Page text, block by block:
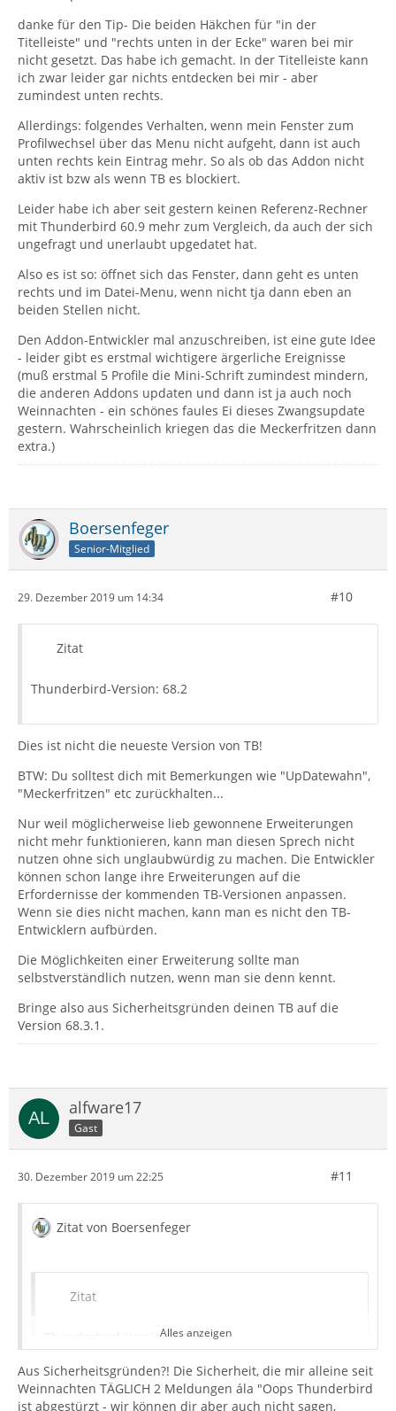
danke für den Tip- Die beiden Häkchen für "in der
Titelleiste" und "rechts unten in der Ecke" waren bei mir
nicht gesetzt. Das habe ich gemacht. In der Titelleiste kann
ich zwar leider gar nichts entdecken bei mir - aber
zumindest unten rechts.
Allerdings: folgendes Verhalten, wenn mein Fenster zum
Profilwechsel über das Menu nicht aufgeht, dann ist auch
unten rechts kein Eintrag mehr. So als ob das Addon nicht
aktiv ist bzw als wenn TB es blockiert.
Leider habe ich aber seit gestern keinen Referenz-Rechner
mit Thunderbird 60.9 mehr zum Vergleich, da auch der sich
ungefragt und unerlaubt upgedatet hat.
Also es ist so: öffnet sich das Fenster, dann geht es unten
rechts und im Datei-Menu, wenn nicht tja dann eben an
beiden Stellen nicht.
Den Addon-Entwickler mal anzuschreiben, ist eine gute Idee
- leider gibt es erstmal wichtigere ärgerliche Ereignisse
(muß erstmal 5 Profile die Mini-Schrift zumindest mindern,
die anderen Addons updaten und dann ist ja auch noch
Weinnachten - ein schönes faules Ei dieses Zwangsupdate
gestern. Wahrscheinlich kriegen das die Meckerfritzen dann
extra.)
Boersenfeger
Senior-Mitglied
29. Dezember 2019 um 14:34 #10
Zitat
Thunderbird-Version: 68.2
Dies ist nicht die neueste Version von TB!
BTW: Du solltest dich mit Bemerkungen wie "UpDatewahn",
"Meckerfritzen" etc zurückhalten...
Nur weil möglicherweise lieb gewonnene Erweiterungen
nicht mehr funktionieren, kann man diesen Sprech nicht
nutzen ohne sich unglaubwürdig zu machen. Die Entwickler
können schon lange ihre Erweiterungen auf die
Erfordernisse der kommenden TB-Versionen anpassen.
Wenn sie dies nicht machen, kann man es nicht den TB-
Entwicklern aufbürden.
Die Möglichkeiten einer Erweiterung sollte man
selbstverständlich nutzen, wenn man sie denn kennt.
Bringe also aus Sicherheitsgründen deinen TB auf die
Version 68.3.1.
alfware17
Gast
30. Dezember 2019 um 22:25 #11
Zitat von Boersenfeger
Zitat
Thunderbird-Version: 68.2
Dies ist nicht die neueste Version von TB!
Alles anzeigen
Aus Sicherheitsgründen?! Die Sicherheit, die mir alleine seit
Weinnachten TÄGLICH 2 Meldungen ála "Oops Thunderbird
ist abgestürzt - wir können dir aber auch nicht sagen,